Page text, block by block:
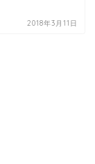
2018年3月11日